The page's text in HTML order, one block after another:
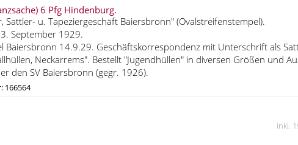
6 Pfg Hindenburg.
Sattler- u. Tapeziergeschäft Baiersbronn" (Ovalstreifenstempel).
September 1929.
Baiersbronn 14.9.29. Geschäftskorrespondenz mit Unterschrift als
Neckarrems". Bestellt "Jugendhüllen" in diversen Größen und
den SV Baiersbronn (gegr. 1926).
166564
inkl.